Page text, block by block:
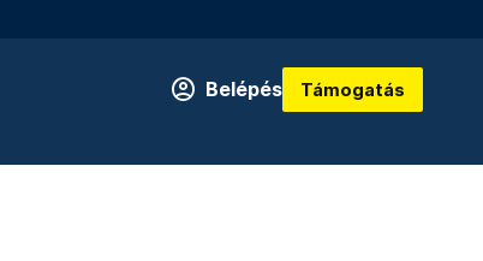
Belépés Támogatás